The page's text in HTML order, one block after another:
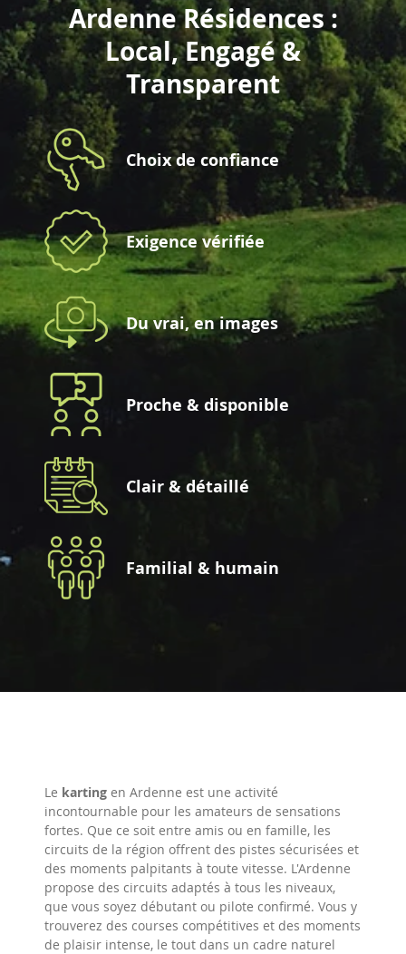
Ardenne Résidences :
Local, Engagé &
Transparent
Choix de confiance
Exigence vérifiée
Du vrai, en images
Proche & disponible
Clair & détaillé
Familial & humain
Le karting en Ardenne est une activité
incontournable pour les amateurs de sensations
fortes. Que ce soit entre amis ou en famille, les
circuits de la région offrent des pistes sécurisées et
des moments palpitants à toute vitesse. L'Ardenne
propose des circuits adaptés à tous les niveaux,
que vous soyez débutant ou pilote confirmé. Vous y
trouverez des courses compétitives et des moments
de plaisir intense, le tout dans un cadre naturel